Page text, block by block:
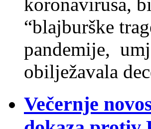
“blajburške
pandemije,
obilježavala
Večernje